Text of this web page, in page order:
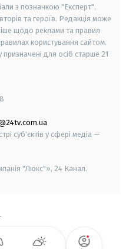
з позначкою "Експерт",
та героїв. Редакція може
щодо реклами та правил
користування сайтом.
призначені для осіб старше 21
суб'єктів у сфері медіа —
"Люкс"», 24 Канал.
-